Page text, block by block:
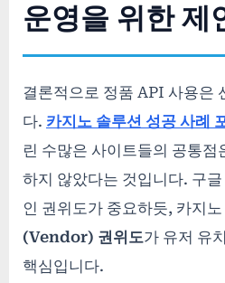
운영을 위한 제
결론적으로 정품 API 사용은
다. 카지노 솔루션 성공 사례
린 수많은 사이트들의 공통점
하지 않았다는 것입니다. 구
인 권위도가 중요하듯, 카지
(Vendor) 권위도가 유저 유
핵심입니다.